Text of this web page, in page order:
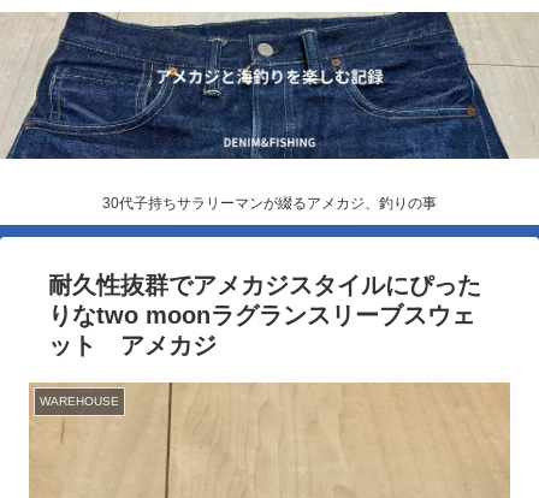
30代子持ちサラリーマンが綴るアメカジ、釣りの事
耐久性抜群でアメカジスタイルにぴった
りなtwo moonラグランスリーブスウェ
ット アメカジ
WAREHOUSE